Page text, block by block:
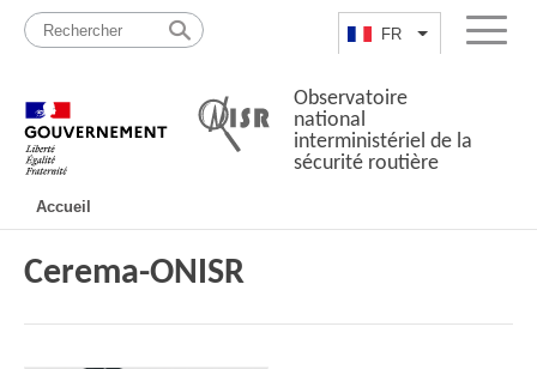
Passer
contenu
FR Lister lesMenu
Observatoire
national
interministériel de la
sécurité routière
principale
Accueil
Cerema-ONISR